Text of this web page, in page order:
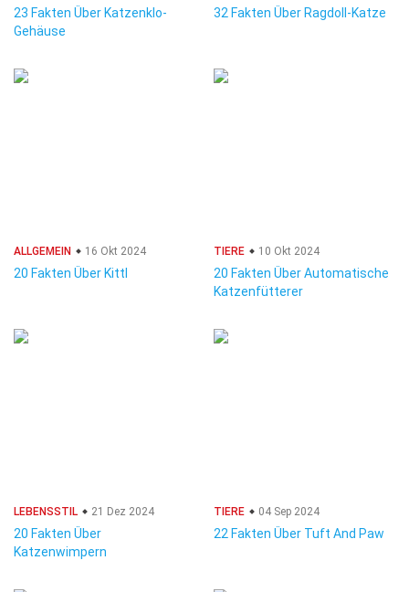
23 Fakten Über Katzenklo-
Gehäuse
32 Fakten Über Ragdoll-Katze
ALLGEMEIN 16 Okt 2024
20 Fakten Über Kittl
TIERE 10 Okt 2024
20 Fakten Über Automatische
Katzenfütterer
LEBENSSTIL 21 Dez 2024
20 Fakten Über
Katzenwimpern
TIERE 04 Sep 2024
22 Fakten Über Tuft And Paw